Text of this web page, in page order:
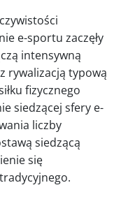
e-sportu zaczęły
intensywną
rywalizacją typową
fizycznego
siedzącej sfery e-
liczby
siedzącą
się